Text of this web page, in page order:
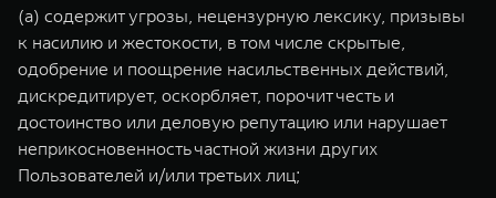
(а) содержит угрозы, нецензурную лексику, призывы
к насилию и жестокости, в том числе скрытые,
одобрение и поощрение насильственных действий,
дискредитирует, оскорбляет, порочит честь и
достоинство или деловую репутацию или нарушает
неприкосновенность частной жизни других
Пользователей и/или третьих лиц;